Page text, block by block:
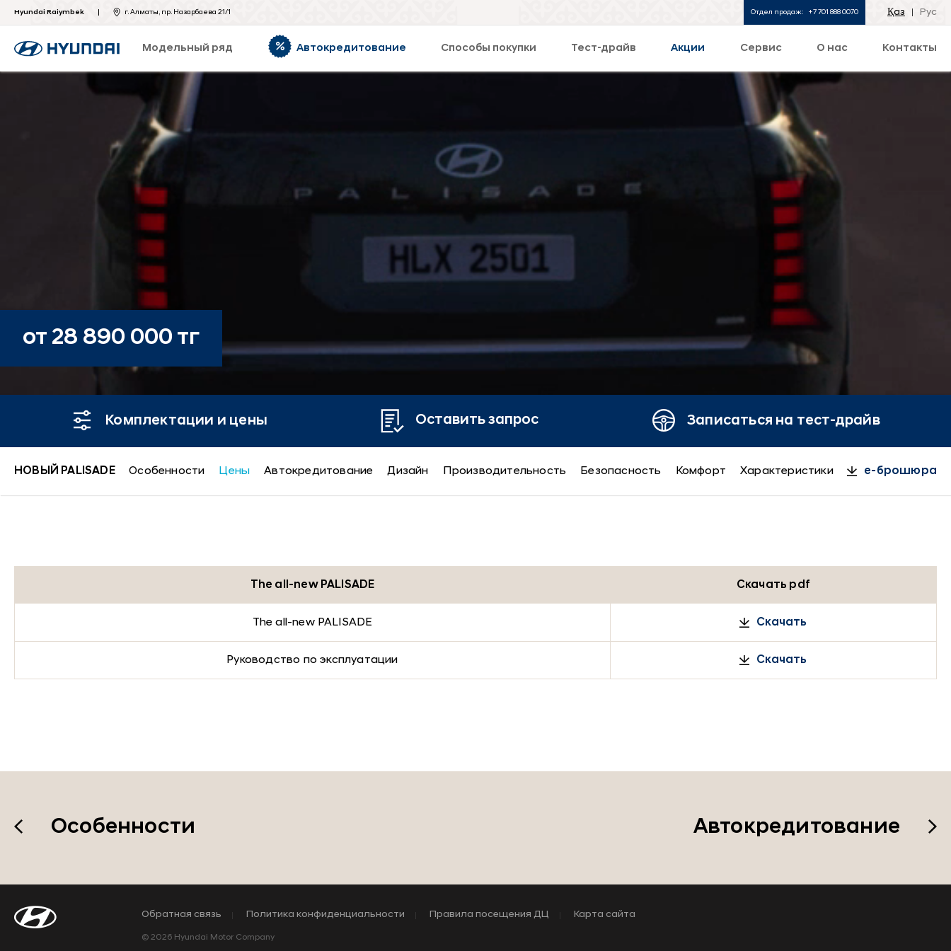
Hyundai Raiymbek г. Алматы, пр. Назарбаева 21/1 Отдел продаж: +7 701 888 0070 Қаз Рус
Модельный ряд Автокредитование Способы покупки Тест-драйв Акции Сервис О нас Контакты
Новый PALISADE
от 28 890 000 тг
Комплектации и цены Оставить запрос Записаться на тест-драйв
НОВЫЙ PALISADE Особенности Цены Автокредитование Дизайн Производительность Безопасность Комфорт Характеристики e-брошюра
The all-new PALISADE Скачать pdf
The all-new PALISADE Скачать
Руководство по эксплуатации Скачать
Особенности Автокредитование
Обратная связь Политика конфиденциальности Правила посещения ДЦ Карта сайта
© 2026 Hyundai Motor Company